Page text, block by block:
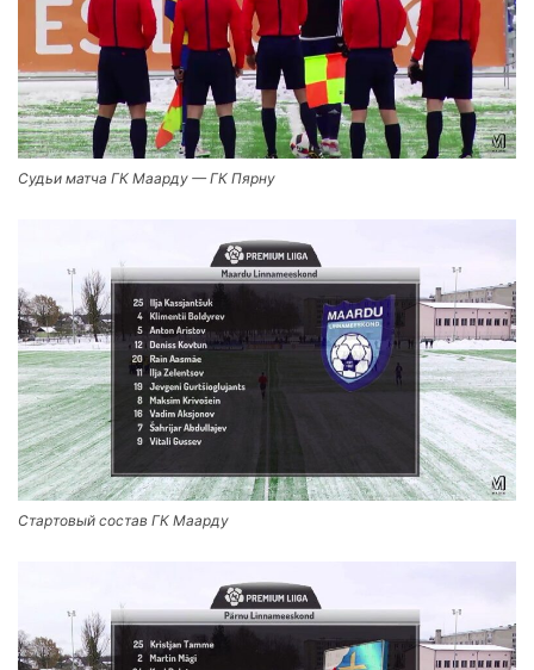
Судьи матча ГК Маарду — ГК Пярну
Стартовый состав ГК Маарду